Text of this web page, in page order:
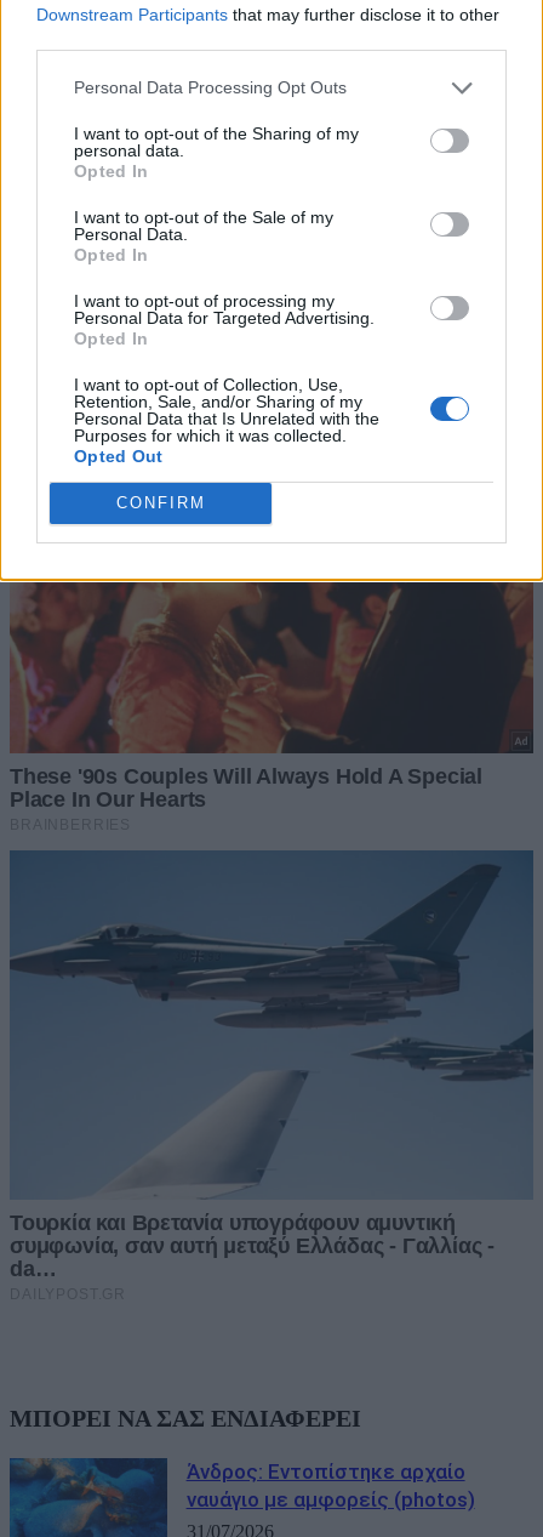
Downstream Participants that may further disclose it to other
Personal Data Processing Opt Outs
I want to opt-out of the Sharing of my
personal data.
Opted In
I want to opt-out of the Sale of my
Personal Data.
Opted In
I want to opt-out of processing my
Personal Data for Targeted Advertising.
Opted In
I want to opt-out of Collection, Use,
Retention, Sale, and/or Sharing of my
Personal Data that Is Unrelated with the
Purposes for which it was collected.
Opted Out
CONFIRM
ΜΠΟΡΕΙ ΝΑ ΣΑΣ ΕΝΔΙΑΦΕΡΕΙ
Άνδρος: Εντοπίστηκε αρχαίο
ναυάγιο με αμφορείς (photos)
31/07/2026